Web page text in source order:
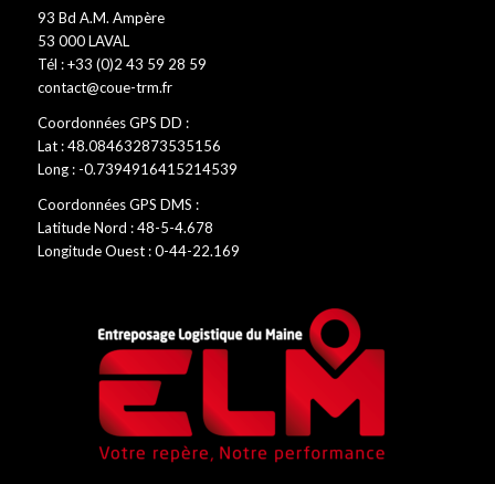
93 Bd A.M. Ampère
53 000 LAVAL
Tél : +33 (0)2 43 59 28 59
contact@coue-trm.fr
Coordonnées GPS DD :
Lat : 48.084632873535156
Long : -0.7394916415214539
Coordonnées GPS DMS :
Latitude Nord : 48-5-4.678
Longitude Ouest : 0-44-22.169